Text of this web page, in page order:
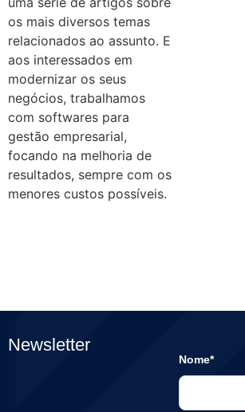
os mais diversos temas
relacionados ao assunto. E
aos interessados em
modernizar os seus
negócios, trabalhamos
com softwares para
gestão empresarial,
focando na melhoria de
resultados, sempre com os
menores custos possíveis.
Newsletter
Nome*